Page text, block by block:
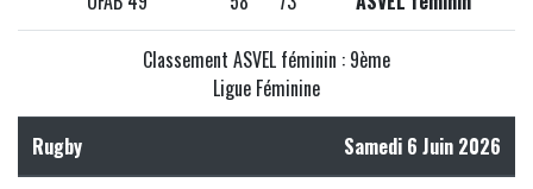
Classement ASVEL féminin : 9ème
Ligue Féminine
Rugby Samedi 6 Juin 2026